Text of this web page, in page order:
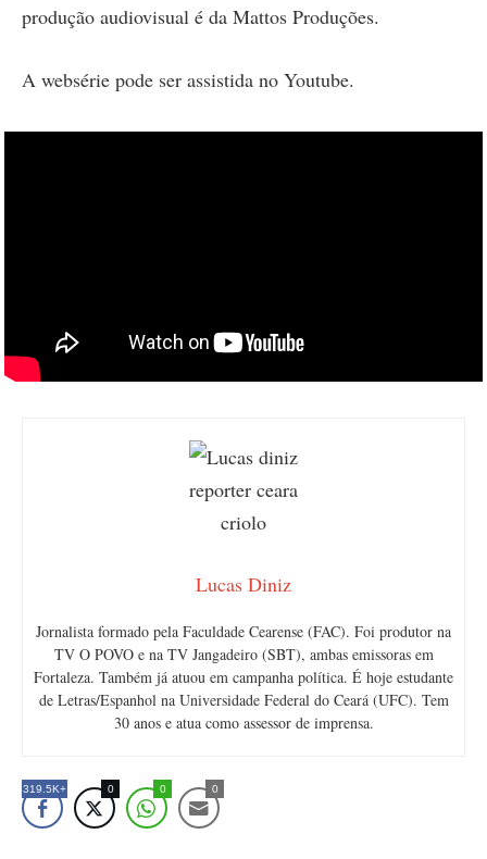
produção audiovisual é da Mattos Produções.
A websérie pode ser assistida no Youtube.
Lucas Diniz
Jornalista formado pela Faculdade Cearense (FAC). Foi produtor na
TV O POVO e na TV Jangadeiro (SBT), ambas emissoras em
Fortaleza. Também já atuou em campanha política. É hoje estudante
de Letras/Espanhol na Universidade Federal do Ceará (UFC). Tem
30 anos e atua como assessor de imprensa.
319.5K+ 0 0 0